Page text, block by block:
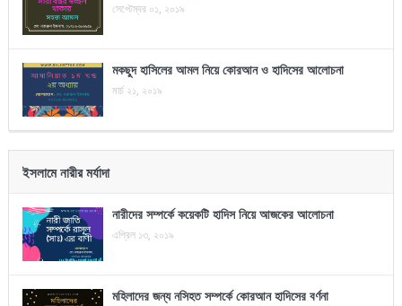
সেপ্টেম্বর ০১, ২০১৯
মকছুদ হাসিলের আমল নিয়ে কোরআন ও হাদিসের আলোচনা
মার্চ ২১, ২০১৯
ইসলামে নারীর মর্যাদা
নারীদের সম্পর্কে কয়েকটি হাদিস নিয়ে আজকের আলোচনা
এপ্রিল ১৩, ২০১৯
মহিলাদের জন্য নসিহত সম্পর্কে কোরআন হাদিসের বর্ণনা